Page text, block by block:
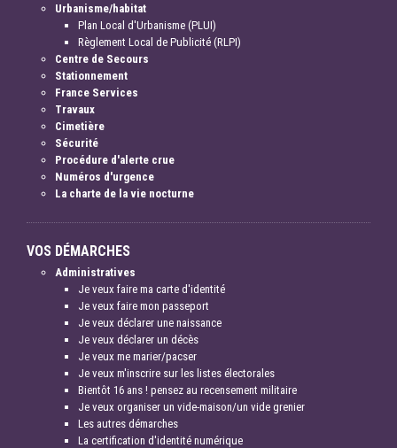
Urbanisme/habitat
Plan Local d'Urbanisme (PLUI)
Règlement Local de Publicité (RLPI)
Centre de Secours
Stationnement
France Services
Travaux
Cimetière
Sécurité
Procédure d'alerte crue
Numéros d'urgence
La charte de la vie nocturne
VOS DÉMARCHES
Administratives
Je veux faire ma carte d'identité
Je veux faire mon passeport
Je veux déclarer une naissance
Je veux déclarer un décès
Je veux me marier/pacser
Je veux m'inscrire sur les listes électorales
Bientôt 16 ans ! pensez au recensement militaire
Je veux organiser un vide-maison/un vide grenier
Les autres démarches
La certification d'identité numérique